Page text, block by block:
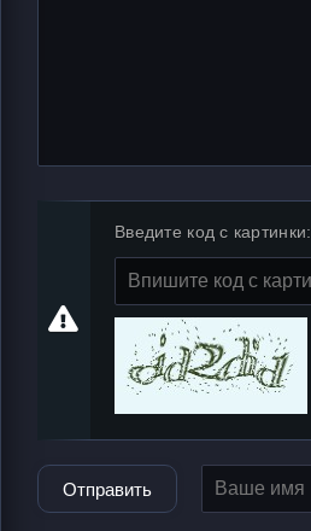
Введите код с картинки:
Отправить